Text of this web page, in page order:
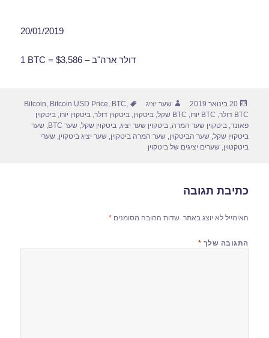
20/01/2019
1 BTC = $3,586 – דולר ארה"ב
פורסם
בתאריך
20 בינואר 2019 מחבר
שער יציג תגיות Bitcoin, Bitcoin USD Price, BTC,
BTC דולר
, BTC יורו , BTC שקל ,ביטקוין,ביטקוין דולר,ביטקוין יורו,ביטקוין
פאונד,ביטקוין שער המרה,ביטקוין שער יציג,ביטקוין שקל,שער BTC ,שער
ביטקוין שקל,שער הביטקוין,שער המרה ביטקוין,שער יציג ביטקוין,שערי
ביטקטוין,שערים יציגים של ביטקוין
כתיבת תגובה
האימייל לא יוצג באתר. שדות החובה מסומנים*
התגובה שלך *